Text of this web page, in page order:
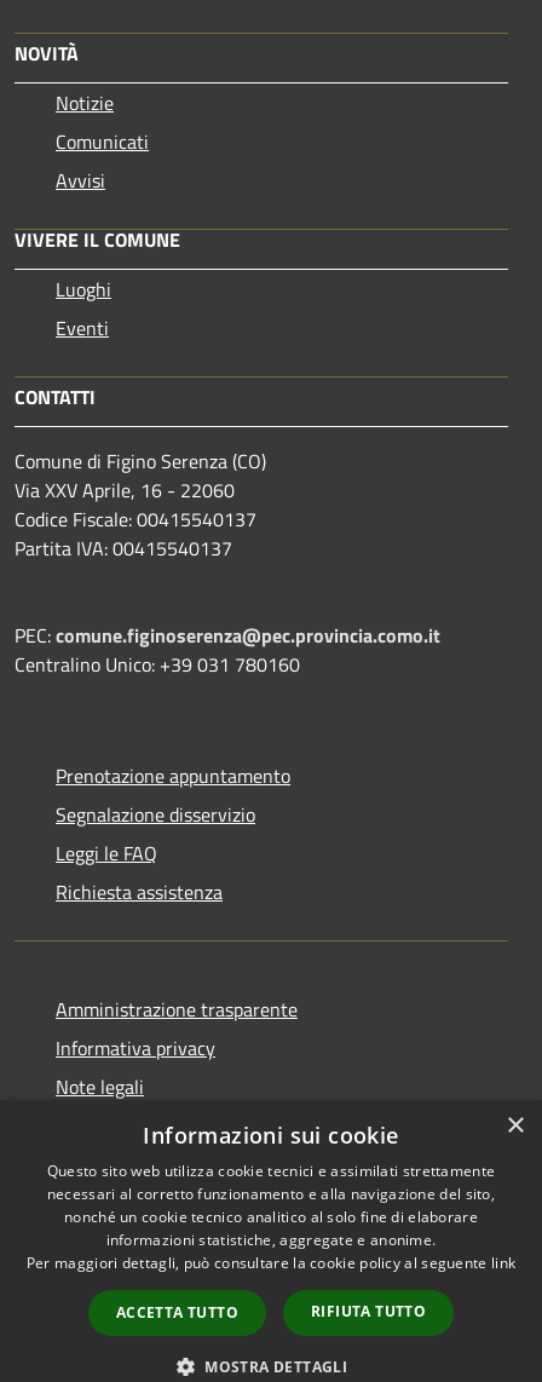
NOVITÀ
Notizie
Comunicati
Avvisi
VIVERE IL COMUNE
Luoghi
Eventi
CONTATTI
Comune di Figino Serenza (CO)
Via XXV Aprile, 16 - 22060
Codice Fiscale: 00415540137
Partita IVA: 00415540137
PEC:comune.figinoserenza@pec.provincia.como.it
Centralino Unico: +39 031 780160
Prenotazione appuntamento
Segnalazione disservizio
Leggi le FAQ
Richiesta assistenza
Amministrazione trasparente
Informativa privacy
Note legali
Dichiarazione di accessibilità
Accessibilità
Copyright © 2026 • Comune di
Figino Serenza • Powered by
Municipium•
Accesso
redazione
×
Informazioni sui cookie
Questo sito web utilizza cookie tecnici e assimilati strettamente
necessari al corretto funzionamento e alla navigazione del sito,
nonché un cookie tecnico analitico al solo fine di elaborare
informazioni statistiche, aggregate e anonime.
Per maggiori dettagli, può consultare la cookie policy al seguente link
ACCETTA TUTTO RIFIUTA TUTTO
MOSTRA DETTAGLI